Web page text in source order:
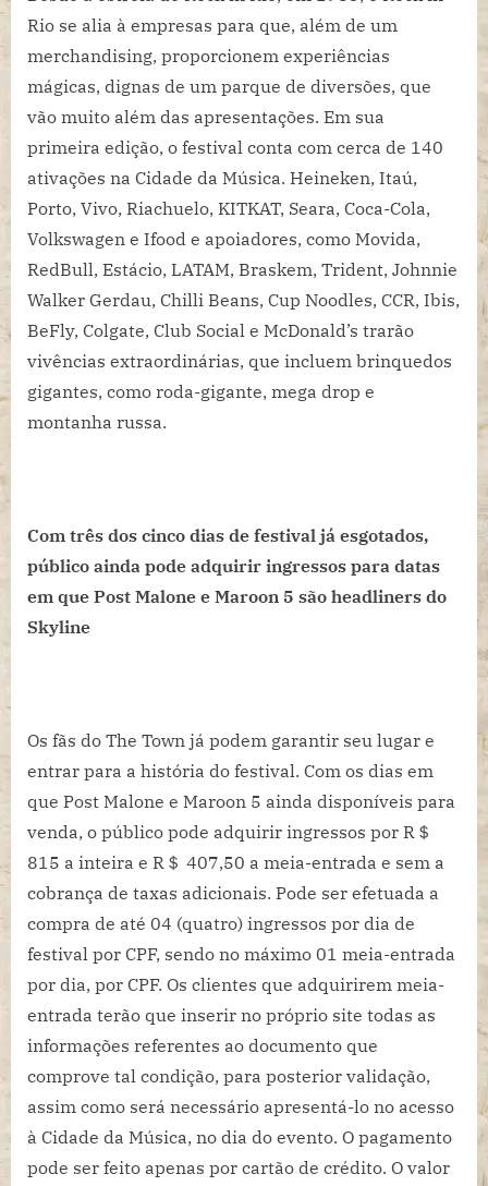
Rio se alia à empresas para que, além de um
merchandising, proporcionem experiências
mágicas, dignas de um parque de diversões, que
vão muito além das apresentações. Em sua
primeira edição, o festival conta com cerca de 140
ativações na Cidade da Música. Heineken, Itaú,
Porto, Vivo, Riachuelo, KITKAT, Seara, Coca-Cola,
Volkswagen e Ifood e apoiadores, como Movida,
RedBull, Estácio, LATAM, Braskem, Trident, Johnnie
Walker Gerdau, Chilli Beans, Cup Noodles, CCR, Ibis,
BeFly, Colgate, Club Social e McDonald’s trarão
vivências extraordinárias, que incluem brinquedos
gigantes, como roda-gigante, mega drop e
montanha russa.
Com três dos cinco dias de festival já esgotados,
público ainda pode adquirir ingressos para datas
em que Post Malone e Maroon 5 são headliners do
Skyline
Os fãs do The Town já podem garantir seu lugar e
entrar para a história do festival. Com os dias em
que Post Malone e Maroon 5 ainda disponíveis para
venda, o público pode adquirir ingressos por R＄
815 a inteira e R＄ 407,50 a meia-entrada e sem a
cobrança de taxas adicionais. Pode ser efetuada a
compra de até 04 (quatro) ingressos por dia de
festival por CPF, sendo no máximo 01 meia-entrada
por dia, por CPF. Os clientes que adquirirem meia-
entrada terão que inserir no próprio site todas as
informações referentes ao documento que
comprove tal condição, para posterior validação,
assim como será necessário apresentá-lo no acesso
à Cidade da Música, no dia do evento. O pagamento
pode ser feito apenas por cartão de crédito. O valor